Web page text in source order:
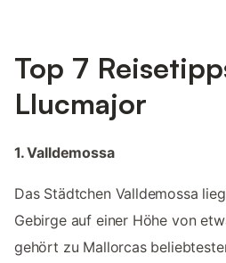
Top 7
Llucmajor
1. Valldemossa
Das Städtchen Valldemossa
Gebirge auf einer Höhe von
gehört zu Mallorcas